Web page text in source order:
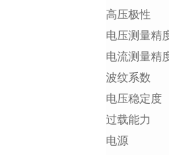
高压极性
电压测量精
电流测量精
波纹系数
电压稳定度
过载能力
电源